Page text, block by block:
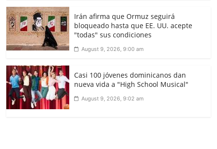
Irán afirma que Ormuz seguirá
bloqueado hasta que EE. UU. acepte
"todas" sus condiciones
August 9, 2026, 9:00 am
Casi 100 jóvenes dominicanos dan
nueva vida a "High School Musical"
August 9, 2026, 9:02 am